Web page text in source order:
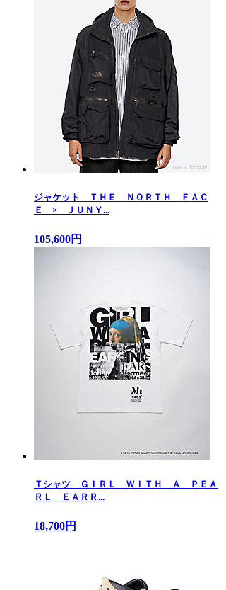
ジャケット ＴＨＥ ＮＯＲＴＨ ＦＡＣ
Ｅ × ＪＵＮＹ...
105,600円
Ｔシャツ ＧＩＲＬ ＷＩＴＨ Ａ ＰＥＡ
ＲＬ ＥＡＲＲ...
18,700円